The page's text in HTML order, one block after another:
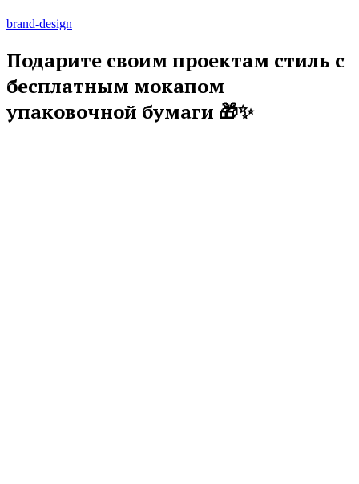
brand-design
Подарите своим проектам стиль с
бесплатным мокапом
упаковочной бумаги 🎁✨